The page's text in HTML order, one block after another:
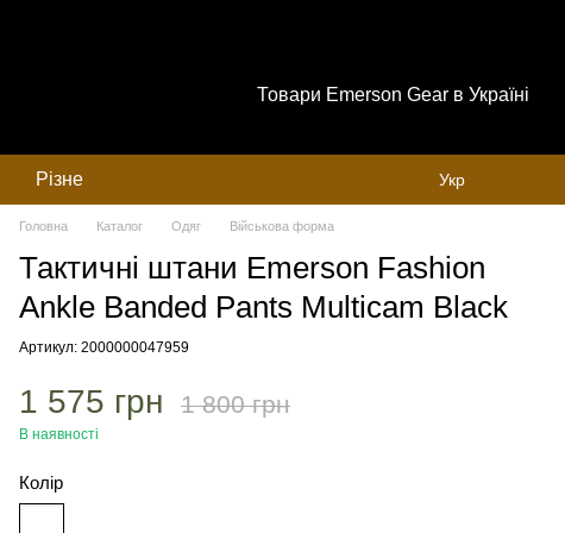
Товари Emerson Gear в Україні
Різне Укр
Головна Каталог Одяг Військова форма
Тактичні штани Emerson Fashion
Ankle Banded Pants Multicam Black
Артикул: 2000000047959
1 575 грн 1 800 грн
В наявності
Колір